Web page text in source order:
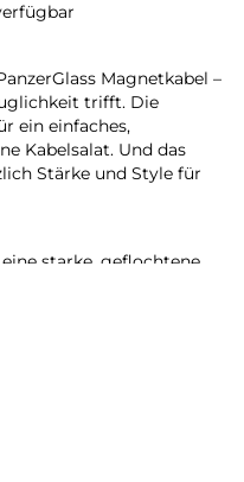
Magnetkabel –
trifft. Die
ein einfaches,
Kabelsalat. Und das
Stärke und Style für
starke, geflochtene
Die magnetische
Spielerei. Und das
Kunststoff (PCR).